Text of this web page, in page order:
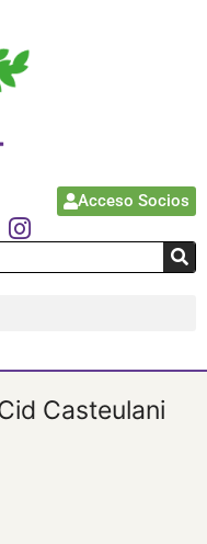
Acceso Socios
Casteulani